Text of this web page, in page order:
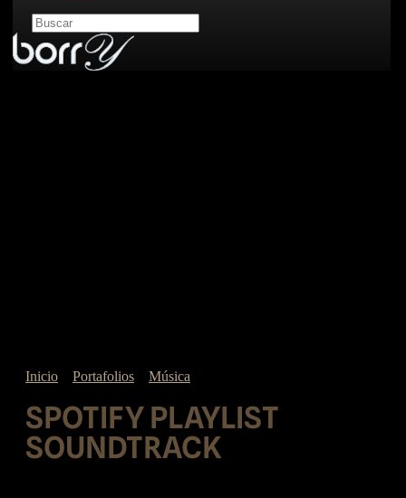
Inicio Portafolios Música
SPOTIFY PLAYLIST
SOUNDTRACK